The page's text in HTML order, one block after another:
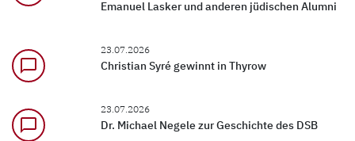
Emanuel Lasker und anderen jüdischen Alumni
chat_bubble_outline
23.07.2026
Christian Syré gewinnt in Thyrow
chat_bubble_outline
23.07.2026
Dr. Michael Negele zur Geschichte des DSB